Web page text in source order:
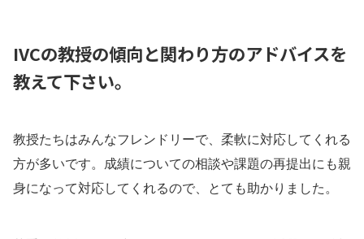
IVCの教授の傾向と関わり方のアドバイスを
教えて下さい。
教授たちはみんなフレンドリーで、柔軟に対応してくれる
方が多いです。成績についての相談や課題の再提出にも親
身になって対応してくれるので、とても助かりました。